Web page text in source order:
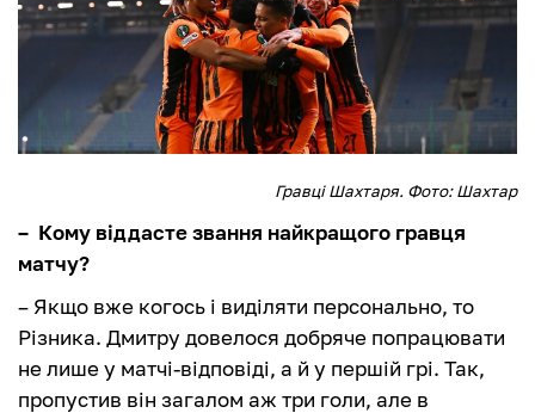
Гравці Шахтаря. Фото: Шахтар
– Кому віддасте звання найкращого гравця
матчу?
– Якщо вже когось і виділяти персонально, то
Різника. Дмитру довелося добряче попрацювати
не лише у матчі-відповіді, а й у першій грі. Так,
пропустив він загалом аж три голи, але в